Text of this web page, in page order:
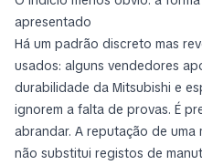
apresentado
Há um padrão discreto mas
usados: alguns vendedores
durabilidade da Mitsubishi e
ignorem a falta de provas. É
abrandar. A reputação de uma
não substitui registos de